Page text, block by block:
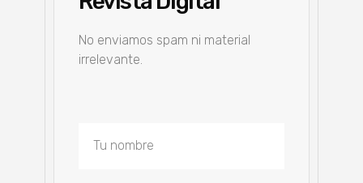
No enviamos spam ni material
irrelevante.